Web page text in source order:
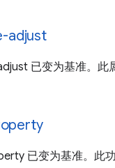
adjust
已变为基准。此
已变为基准。此